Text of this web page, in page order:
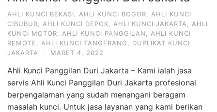
AHLI KUNCI BEKASI AHLI KUNCI BOGOR
AHLI KUNCI
CIBUBUR
AHLI KUNCI DEPOK AHLI KUNCI JAKARTA
AHLI
KUNCI MOTOR
AHLI KUNCI PANGGILAN
AHLI KUNCI
REMOTE
AHLI KUNCI TANGERANG
DUPLIKAT KUNCI
JAKARTA
· MARET 4, 2022
Ahli Kunci Panggilan Duri Jakarta – Kami ialah jasa
servis Ahli Kunci Panggilan Duri Jakarta profesional
berpengalaman yang sudah menangani beragam
masalah kunci. Untuk jasa layanan yang kami berikan